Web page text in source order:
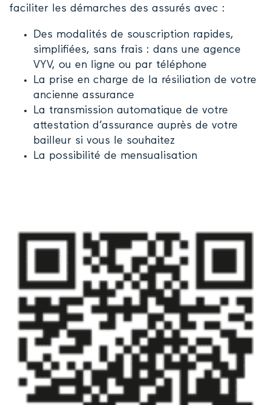
faciliter les démarches des assurés avec :
Des modalités de souscription rapides,
simplifiées, sans frais : dans une agence
VYV, ou en ligne ou par téléphone
La prise en charge de la résiliation de votre
ancienne assurance
La transmission automatique de votre
attestation d’assurance auprès de votre
bailleur si vous le souhaitez
La possibilité de mensualisation